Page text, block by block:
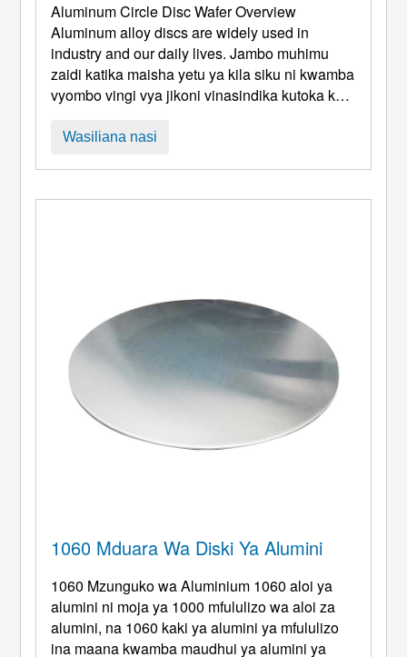
Aluminum Circle Disc Wafer Overview
Aluminum alloy discs are widely used in
industry and our daily lives. Jambo muhimu
zaidi katika maisha yetu ya kila siku ni kwamba
vyombo vingi vya jikoni vinasindika kutoka kwa
zisizo na pua, sufuria zisizo na fimbo, na
Cookware Alloys: 1050, 1060 na kadhalika 1.
Wasiliana nasi
1060 Mduara Wa Diski Ya Alumini
1060 Mzunguko wa Aluminium 1060 aloi ya
alumini ni moja ya 1000 mfululizo wa aloi za
alumini, na 1060 kaki ya alumini ya mfululizo
ina maana kwamba maudhui ya alumini ya